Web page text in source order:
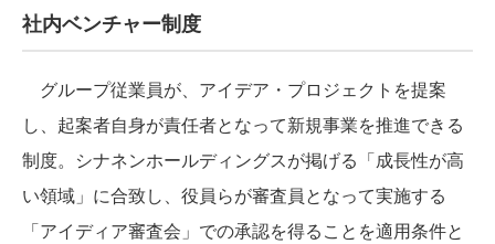
社内ベンチャー制度
グループ従業員が、アイデア・プロジェクトを提案
し、起案者自身が責任者となって新規事業を推進できる
制度。シナネンホールディングスが掲げる「成長性が高
い領域」に合致し、役員らが審査員となって実施する
「アイディア審査会」での承認を得ることを適用条件と